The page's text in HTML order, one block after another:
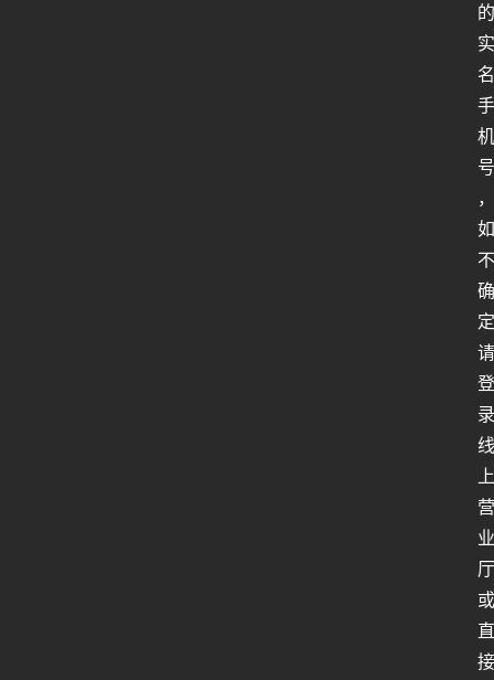
的
实
名
手
机
号
，
如
不
确
定
请
登
录
线
上
营
业
厅
或
直
接